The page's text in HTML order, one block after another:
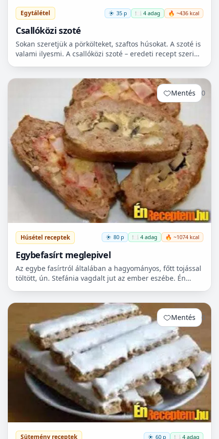
Egytálétel 35 p 🍽️ 4 adag 🔥 ~436 kcal
Csallóközi szoté
Sokan szeretjük a pörkölteket, szaftos húsokat. A szoté is
valami ilyesmi. A csallóközi szoté – eredeti recept szerint
Mentés 0
Húsétel receptek 80 p 🍽️ 4 adag 🔥 ~1074 kcal
Egybefasírt meglepivel
Az egybe fasírtról általában a hagyományos, főtt tojással
töltött, ún. Stefánia vagdalt jut az ember eszébe. Én
Mentés 0
Sütemény receptek 60 p 🍽️ 4 adag